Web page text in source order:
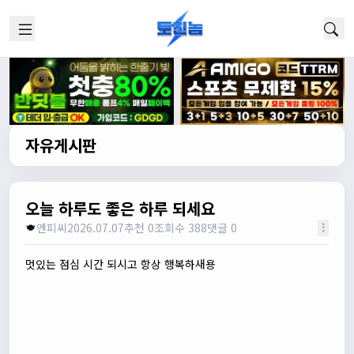
자유게시판
오늘 하루도 좋은 하루 되세요
엔피씨2026.07.07추천 0조회수 388댓글 0
멋있는 점심 시간 되시고 항상 행복하새용